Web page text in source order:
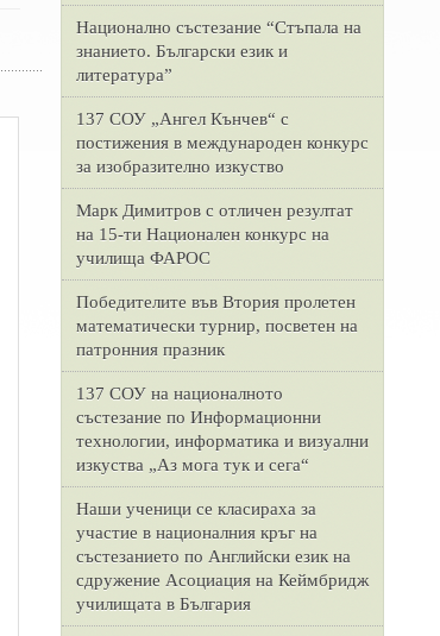
Национално състезание “Стъпала на
знанието. Български език и
литература”
137 СОУ „Ангел Кънчев“ с
постижения в международен конкурс
за изобразително изкуство
Марк Димитров с отличен резултат
на 15-ти Национален конкурс на
училища ФАРОС
Победителите във Втория пролетен
математически турнир, посветен на
патронния празник
137 СОУ на националното
състезание по Информационни
технологии, информатика и визуални
изкуства „Аз мога тук и сега“
Наши ученици се класираха за
участие в националния кръг на
състезанието по Английски език на
сдружение Асоциация на Кеймбридж
училищата в България